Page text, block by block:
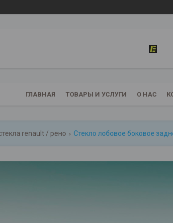
ГЛАВНАЯ ТОВАРЫ И УСЛУГИ О НАС
renault / рено Стекло лобовое боковое